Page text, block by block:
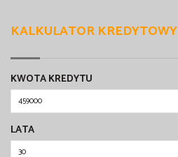
KALKULATOR KREDYTOWY
KWOTA KREDYTU
LATA